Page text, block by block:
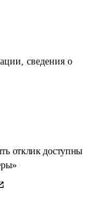
отклик доступны